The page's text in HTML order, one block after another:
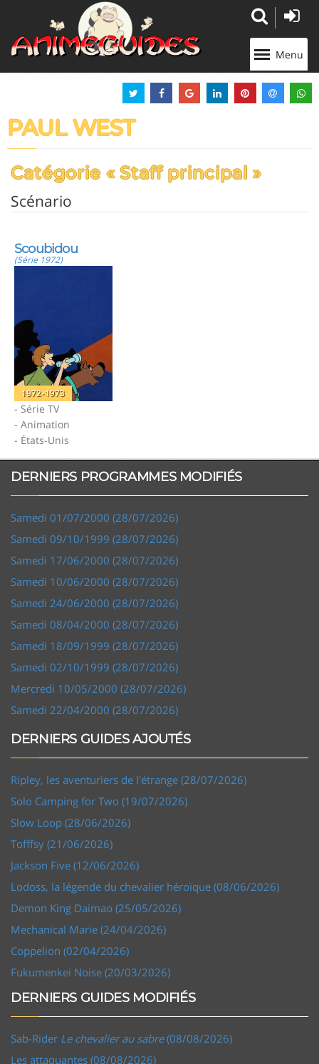
Menu
PAUL WEST
Catégorie « Staff principal »
Scénario
Scoubidou
(Série 1972)
1972-1973
- Série TV
- Animation
- États-Unis
DERNIERS PROGRAMMES MODIFIÉS
Samedi 01/07/2000 (28/07/2026)
Samedi 09/10/1999 (28/07/2026)
Samedi 17/06/2000 (28/07/2026)
Samedi 10/06/2000 (28/07/2026)
Samedi 24/06/2000 (28/07/2026)
Samedi 08/04/2000 (28/07/2026)
Samedi 18/09/1999 (28/07/2026)
Samedi 02/10/1999 (28/07/2026)
Mercredi 10/05/2000 (28/07/2026)
Samedi 22/04/2000 (28/07/2026)
DERNIERS GUIDES AJOUTÉS
Ripley, les aventuriers de l'étrange (28/07/2026)
Solo Camping for Two (19/07/2026)
Slow Loop (28/06/2026)
Tofffsy (21/06/2026)
Jackson Five (12/06/2026)
Lodoss, la légende du chevalier héroïque (08/06/2026)
Demon King Daimao (25/05/2026)
Mechanical Marie (24/04/2026)
Coppelion (02/04/2026)
Fukumenkei Noise (20/03/2026)
DERNIERS GUIDES MODIFIÉS
Sab-Rider Le chevalier au sabre(08/08/2026)
Les attaquantes (08/08/2026)
Panneau de gestion des cookies